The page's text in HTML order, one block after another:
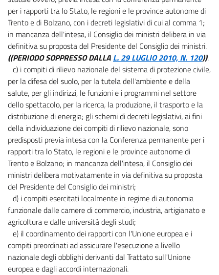
per i rapporti tra lo Stato, le regioni e le province autonome di
Trento e di Bolzano, con i decreti legislativi di cui al comma 1;
in mancanza dell'intesa, il Consiglio dei ministri delibera in via
definitiva su proposta del Presidente del Consiglio dei ministri.
((PERIODO SOPPRESSO DALLA L. 29 LUGLIO 2010, N. 120)).
c) i compiti di rilievo nazionale del sistema di protezione civile,
per la difesa del suolo, per la tutela dell'ambiente e della
salute, per gli indirizzi, le funzioni e i programmi nel settore
dello spettacolo, per la ricerca, la produzione, il trasporto e la
distribuzione di energia; gli schemi di decreti legislativi, ai fini
della individuazione dei compiti di rilievo nazionale, sono
predisposti previa intesa con la Conferenza permanente per i
rapporti tra lo Stato, le regioni e le province autonome di
Trento e Bolzano; in mancanza dell'intesa, il Consiglio dei
ministri delibera motivatamente in via definitiva su proposta
del Presidente del Consiglio dei ministri;
d) i compiti esercitati localmente in regime di autonomia
funzionale dalle camere di commercio, industria, artigianato e
agricoltura e dalle università degli studi;
e) il coordinamento dei rapporti con l'Unione europea e i
compiti preordinati ad assicurare l'esecuzione a livello
nazionale degli obblighi derivanti dal Trattato sull'Unione
europea e dagli accordi internazionali.